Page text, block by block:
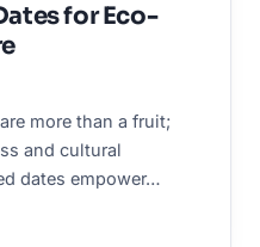
for Eco-
more than a fruit;
and cultural
dates empower…